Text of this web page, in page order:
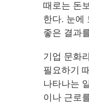
때로는 돈
한다. 눈에
좋은 결과
기업 문화
필요하기
나타나는
이나 근로